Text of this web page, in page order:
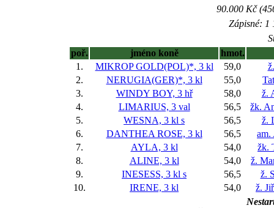
90.000 Kč
Zápisné: 1
poř.
jméno koně
hmot.
1.
MIKROP GOLD(POL)*, 3 kl 59,0
2.
NERUGIA(GER)*, 3 kl 55,0
3.
WINDY BOY, 3 hř 58,0
ž.
4.
LIMARIUS, 3 val 56,5
žk.
5.
WESNA, 3 kl s 56,5
ž.
6.
DANTHEA ROSE, 3 kl 56,5
am.
7.
AYLA, 3 kl 54,0
žk.
8.
ALINE, 3 kl 54,0
ž.
9.
INESESS, 3 kl s 56,5
ž.
10.
IRENE, 3 kl 54,0
ž.